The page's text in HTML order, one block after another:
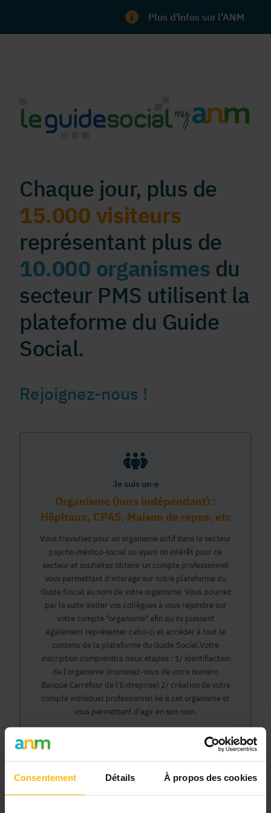
Consentement Détails À propos des cookies
Plus d'infos sur l'ANM
Chaque jour, plus de
15.000 visiteurs
représentant plus de
10.000 organismes du
secteur PMS utilisent la
plateforme du Guide
Social.
Rejoignez-nous !
Je suis un·e
Organisme (hors indépendant) :
Hôpitaux, CPAS, Maison de repos, etc
Vous travaillez pour un organisme actif dans le secteur
psycho-médico-social ou ayant un intérêt pour ce
secteur et souhaitez obtenir un compte professionnel
vous permettant d'interagir sur notre plateforme du
Guide Social au nom de votre organisme. Vous pourrez
par la suite inviter vos collègues à vous rejoindre sur
votre compte "organisme" afin qu'ils puissent
également représenter celui-ci et accéder à tout le
contenu de la plateforme du Guide Social.Votre
inscription comprendra deux étapes : 1/ identifiaction
de l'organisme (munissez-vous de votre numéro
Banque Carrefour de l'Entreprise) 2/ création de votre
compte individuel professionnel lié à cet organisme et
vous permettant d'agir en son nom.